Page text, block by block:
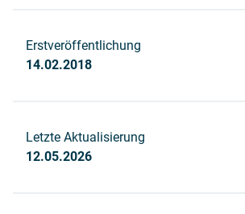
Erstveröffentlichung
14.02.2018
Letzte Aktualisierung
12.05.2026